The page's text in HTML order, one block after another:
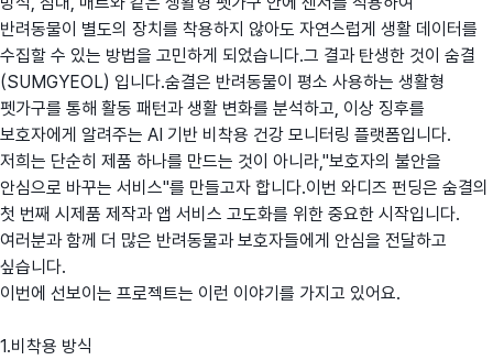
반려동물이 별도의 장치를 착용하지 않아도 자연스럽게 생활 데이터를
수집할 수 있는 방법을 고민하게 되었습니다.그 결과 탄생한 것이 숨결
(SUMGYEOL) 입니다.숨결은 반려동물이 평소 사용하는 생활형
펫가구를 통해 활동 패턴과 생활 변화를 분석하고, 이상 징후를
보호자에게 알려주는 AI 기반 비착용 건강 모니터링 플랫폼입니다.
저희는 단순히 제품 하나를 만드는 것이 아니라,"보호자의 불안을
안심으로 바꾸는 서비스"를 만들고자 합니다.이번 와디즈 펀딩은 숨결의
첫 번째 시제품 제작과 앱 서비스 고도화를 위한 중요한 시작입니다.
여러분과 함께 더 많은 반려동물과 보호자들에게 안심을 전달하고
싶습니다.
이번에 선보이는 프로젝트는 이런 이야기를 가지고 있어요.
1.비착용 방식